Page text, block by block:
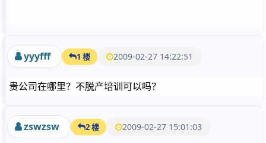
yyyfff 1 楼 2009-02-27 14:22:51
贵公司在哪里？不脱产培训可以吗？
zswzsw 2 楼 2009-02-27 15:01:03